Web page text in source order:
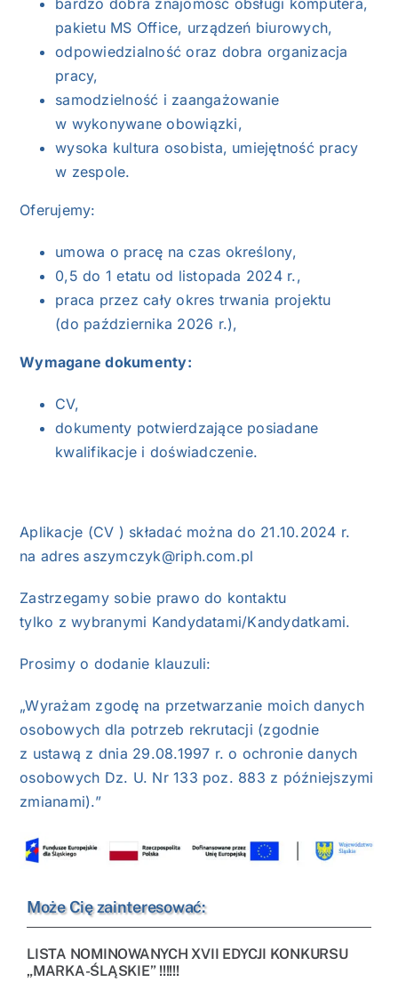
pakietu MS Office, urządzeń biurowych,
odpowiedzialność oraz dobra organizacja
pracy,
samodzielność i zaangażowanie
w wykonywane obowiązki,
wysoka kultura osobista, umiejętność pracy
w zespole.
Oferujemy:
umowa o pracę na czas określony,
0,5 do 1 etatu od listopada 2024 r.,
praca przez cały okres trwania projektu
(do października 2026 r.),
Wymagane dokumenty:
CV,
dokumenty potwierdzające posiadane
kwalifikacje i doświadczenie.
Aplikacje (CV ) składać można do 21.10.2024 r.
na adres aszymczyk@riph.com.pl
Zastrzegamy sobie prawo do kontaktu
tylko z wybranymi Kandydatami/Kandydatkami.
Prosimy o dodanie klauzuli:
„Wyrażam zgodę na przetwarzanie moich danych
osobowych dla potrzeb rekrutacji (zgodnie
z ustawą z dnia 29.08.1997 r. o ochronie danych
osobowych Dz. U. Nr 133 poz. 883 z późniejszymi
zmianami).”
Może Cię zainteresować:
LISTA NOMINOWANYCH XVII EDYCJI KONKURSU
„MARKA-ŚLĄSKIE” !!!!!!